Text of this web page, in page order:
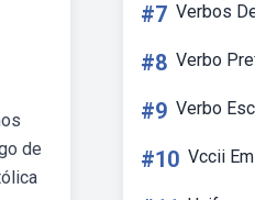
de
#7 Verbos
#8 Verbo
#9 Verbo
#10 Vccii